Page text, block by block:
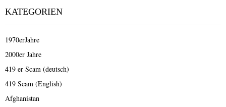
KATEGORIEN
1970erJahre
2000er Jahre
419 er Scam (deutsch)
419 Scam (English)
Afghanistan